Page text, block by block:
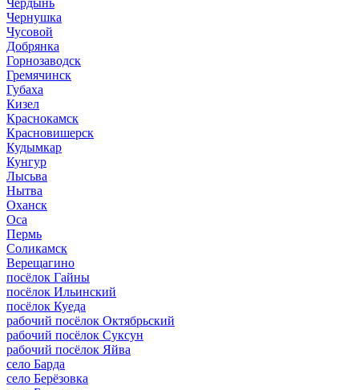
Чердынь
Чернушка
Чусовой
Добрянка
Горнозаводск
Гремячинск
Губаха
Кизел
Краснокамск
Красновишерск
Кудымкар
Кунгур
Лысьва
Нытва
Оханск
Оса
Пермь
Соликамск
Верещагино
посёлок Гайны
посёлок Ильинский
посёлок Куеда
рабочий посёлок Октябрьский
рабочий посёлок Суксун
рабочий посёлок Яйва
село Барда
село Берёзовка